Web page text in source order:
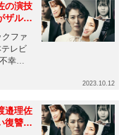
の演技
ザルす
ファ
テレビ
幸の
2023.10.12
邉理佐
復讐展